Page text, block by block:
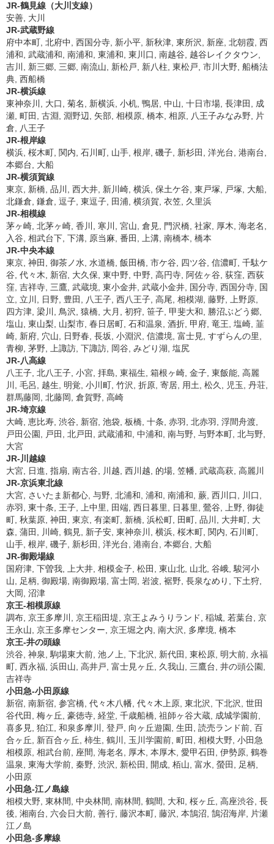
JR-鶴見線（大川支線）
安善, 大川
JR-武蔵野線
府中本町, 北府中, 西国分寺, 新小平, 新秋津, 東所沢, 新座, 北朝霞, 西
浦和, 武蔵浦和, 南浦和, 東浦和, 東川口, 南越谷, 越谷レイクタウン,
吉川, 新三郷, 三郷, 南流山, 新松戸, 新八柱, 東松戸, 市川大野, 船橋法
典, 西船橋
JR-横浜線
東神奈川, 大口, 菊名, 新横浜, 小机, 鴨居, 中山, 十日市場, 長津田, 成
瀬, 町田, 古淵, 淵野辺, 矢部, 相模原, 橋本, 相原, 八王子みなみ野, 片
倉, 八王子
JR-根岸線
横浜, 桜木町, 関内, 石川町, 山手, 根岸, 磯子, 新杉田, 洋光台, 港南台,
本郷台, 大船
JR-横須賀線
東京, 新橋, 品川, 西大井, 新川崎, 横浜, 保土ケ谷, 東戸塚, 戸塚, 大船,
北鎌倉, 鎌倉, 逗子, 東逗子, 田浦, 横須賀, 衣笠, 久里浜
JR-相模線
茅ヶ崎, 北茅ヶ崎, 香川, 寒川, 宮山, 倉見, 門沢橋, 社家, 厚木, 海老名,
入谷, 相武台下, 下溝, 原当麻, 番田, 上溝, 南橋本, 橋本
JR-中央本線
東京, 神田, 御茶ノ水, 水道橋, 飯田橋, 市ケ谷, 四ツ谷, 信濃町, 千駄ケ
谷, 代々木, 新宿, 大久保, 東中野, 中野, 高円寺, 阿佐ヶ谷, 荻窪, 西荻
窪, 吉祥寺, 三鷹, 武蔵境, 東小金井, 武蔵小金井, 国分寺, 西国分寺, 国
立, 立川, 日野, 豊田, 八王子, 西八王子, 高尾, 相模湖, 藤野, 上野原,
四方津, 梁川, 鳥沢, 猿橋, 大月, 初狩, 笹子, 甲斐大和, 勝沼ぶどう郷,
塩山, 東山梨, 山梨市, 春日居町, 石和温泉, 酒折, 甲府, 竜王, 塩崎, 韮
崎, 新府, 穴山, 日野春, 長坂, 小淵沢, 信濃境, 富士見, すずらんの里,
青柳, 茅野, 上諏訪, 下諏訪, 岡谷, みどり湖, 塩尻
JR-八高線
八王子, 北八王子, 小宮, 拝島, 東福生, 箱根ヶ崎, 金子, 東飯能, 高麗
川, 毛呂, 越生, 明覚, 小川町, 竹沢, 折原, 寄居, 用土, 松久, 児玉, 丹荘,
群馬藤岡, 北藤岡, 倉賀野, 高崎
JR-埼京線
大崎, 恵比寿, 渋谷, 新宿, 池袋, 板橋, 十条, 赤羽, 北赤羽, 浮間舟渡,
戸田公園, 戸田, 北戸田, 武蔵浦和, 中浦和, 南与野, 与野本町, 北与野,
大宮
JR-川越線
大宮, 日進, 指扇, 南古谷, 川越, 西川越, 的場, 笠幡, 武蔵高萩, 高麗川
JR-京浜東北線
大宮, さいたま新都心, 与野, 北浦和, 浦和, 南浦和, 蕨, 西川口, 川口,
赤羽, 東十条, 王子, 上中里, 田端, 西日暮里, 日暮里, 鶯谷, 上野, 御徒
町, 秋葉原, 神田, 東京, 有楽町, 新橋, 浜松町, 田町, 品川, 大井町, 大
森, 蒲田, 川崎, 鶴見, 新子安, 東神奈川, 横浜, 桜木町, 関内, 石川町,
山手, 根岸, 磯子, 新杉田, 洋光台, 港南台, 本郷台, 大船
JR-御殿場線
国府津, 下曽我, 上大井, 相模金子, 松田, 東山北, 山北, 谷峨, 駿河小
山, 足柄, 御殿場, 南御殿場, 富士岡, 岩波, 裾野, 長泉なめり, 下土狩,
大岡, 沼津
京王-相模原線
調布, 京王多摩川, 京王稲田堤, 京王よみうりランド, 稲城, 若葉台, 京
王永山, 京王多摩センター, 京王堀之内, 南大沢, 多摩境, 橋本
京王-井の頭線
渋谷, 神泉, 駒場東大前, 池ノ上, 下北沢, 新代田, 東松原, 明大前, 永福
町, 西永福, 浜田山, 高井戸, 富士見ヶ丘, 久我山, 三鷹台, 井の頭公園,
吉祥寺
小田急-小田原線
新宿, 南新宿, 参宮橋, 代々木八幡, 代々木上原, 東北沢, 下北沢, 世田
谷代田, 梅ヶ丘, 豪徳寺, 経堂, 千歳船橋, 祖師ヶ谷大蔵, 成城学園前,
喜多見, 狛江, 和泉多摩川, 登戸, 向ヶ丘遊園, 生田, 読売ランド前, 百
合ヶ丘, 新百合ヶ丘, 柿生, 鶴川, 玉川学園前, 町田, 相模大野, 小田急
相模原, 相武台前, 座間, 海老名, 厚木, 本厚木, 愛甲石田, 伊勢原, 鶴巻
温泉, 東海大学前, 秦野, 渋沢, 新松田, 開成, 栢山, 富水, 螢田, 足柄,
小田原
小田急-江ノ島線
相模大野, 東林間, 中央林間, 南林間, 鶴間, 大和, 桜ヶ丘, 高座渋谷, 長
後, 湘南台, 六会日大前, 善行, 藤沢本町, 藤沢, 本鵠沼, 鵠沼海岸, 片瀬
江ノ島
小田急-多摩線